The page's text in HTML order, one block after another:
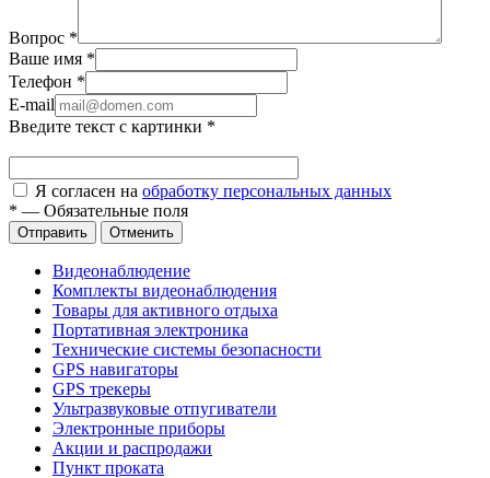
Вопрос *
Ваше имя *
Телефон *
E-mail
Введите текст с картинки *
Я согласен на обработку персональных данных
* — Обязательные поля
Отправить Отменить
Видеонаблюдение
Комплекты видеонаблюдения
Товары для активного отдыха
Портативная электроника
Технические системы безопасности
GPS навигаторы
GPS трекеры
Ультразвуковые отпугиватели
Электронные приборы
Акции и распродажи
Пункт проката